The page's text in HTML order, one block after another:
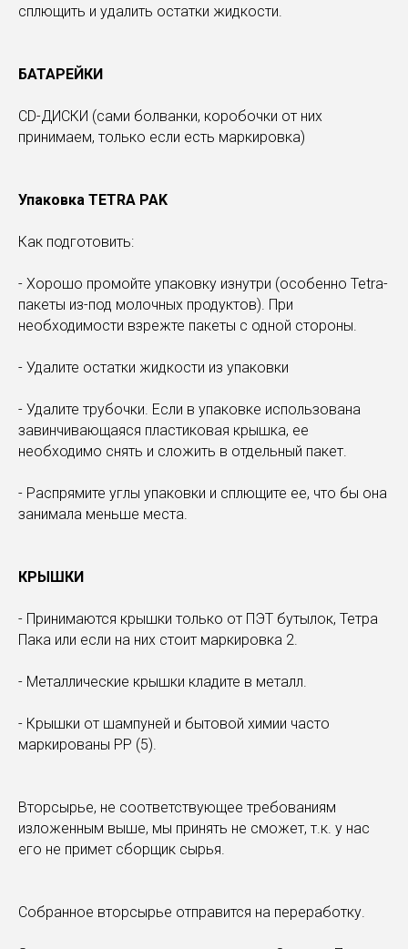
сплющить и удалить остатки жидкости.
БАТАРЕЙКИ
CD-ДИСКИ (сами болванки, коробочки от них
принимаем, только если есть маркировка)
Упаковка TETRA PAK
Как подготовить:
- Хорошо промойте упаковку изнутри (особенно Tetra-
пакеты из-под молочных продуктов). При
необходимости взрежте пакеты с одной стороны.
- Удалите остатки жидкости из упаковки
- Удалите трубочки. Если в упаковке использована
завинчивающаяся пластиковая крышка, ее
необходимо снять и сложить в отдельный пакет.
- Распрямите углы упаковки и сплющите ее, что бы она
занимала меньше места.
КРЫШКИ
- Принимаются крышки только от ПЭТ бутылок, Тетра
Пака или если на них стоит маркировка 2.
- Металлические крышки кладите в металл.
- Крышки от шампуней и бытовой химии часто
маркированы PP (5).
Вторсырье, не соответствующее требованиям
изложенным выше, мы принять не сможет, т.к. у нас
его не примет сборщик сырья.
Собранное вторсырье отправится на переработку.